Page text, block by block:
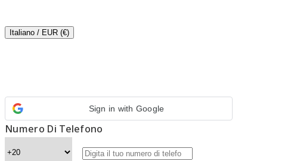
Italiano / EUR (€)
Sign in with Google
Numero Di Telefono